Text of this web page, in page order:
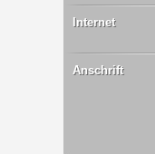
Internet
Anschrift